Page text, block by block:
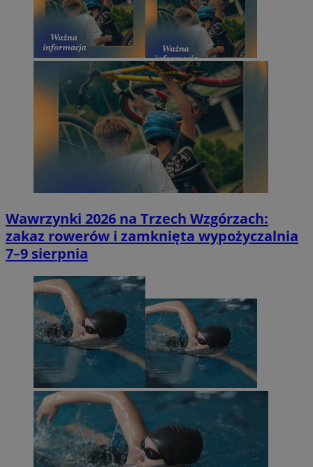
Wawrzynki 2026 na Trzech Wzgórzach:
zakaz rowerów i zamknięta wypożyczalnia
7–9 sierpnia